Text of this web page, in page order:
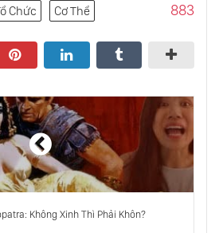
Chiến Tranh Đã Định Hình Lại Một Thế
Người Mỹ
Quang Bửu: Một Đời Cống Hiến
Chức Cơ Thể 883
Không Xinh Thì Phải Khôn?